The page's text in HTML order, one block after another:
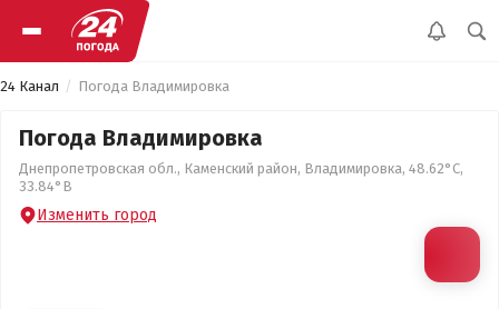
24 Канал Погода Владимировка
Погода Владимировка
Днепропетровская обл., Каменский район, Владимировка, 48.62°С,
33.84°В
Изменить город